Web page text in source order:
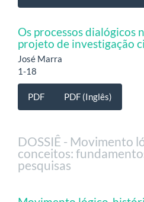
Os processos dialógicos
projeto de investigação
José Marra
1-18
PDF PDF (Inglês)
DOSSIÊ - Movimento
conceitos:
pesquisas